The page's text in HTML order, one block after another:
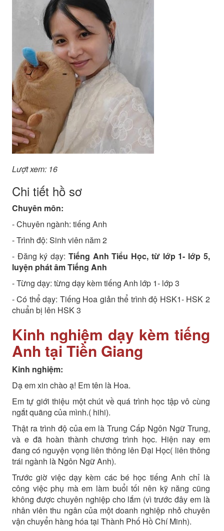
Lượt xem: 16
Chi tiết hồ sơ
Chuyên môn:
- Chuyên ngành: tiếng Anh
- Trình độ: Sinh viên năm 2
- Đăng ký dạy: Tiếng Anh Tiểu Học, từ lớp 1- lớp 5,
luyện phát âm Tiếng Anh
- Từng dạy: từng dạy kèm tiếng Anh lớp 1- lớp 3
- Có thể dạy: Tiếng Hoa giản thể trình độ HSK1- HSK 2
chuẩn bị lên HSK 3
Kinh nghiệm dạy kèm tiếng
Anh tại Tiền Giang
Kinh nghiệm:
Dạ em xin chào ạ! Em tên là Hoa.
Em tự giới thiệu một chút về quá trình học tập vô cùng
ngắt quãng của mình.( hihi).
Thật ra trình độ của em là Trung Cấp Ngôn Ngữ Trung,
và e đã hoàn thành chương trình học. Hiện nay em
đang có nguyện vọng liên thông lên Đại Học( liên thông
trái ngành là Ngôn Ngữ Anh).
Trước giờ việc dạy kèm các bé học tiếng Anh chỉ là
công việc phụ mà em làm buổi tối nên kỹ năng cũng
không được chuyên nghiệp cho lắm (vì trước đây em là
nhân viên thu ngân của một doanh nghiệp nhỏ chuyên
vận chuyển hàng hóa tại Thành Phố Hồ Chí Minh).